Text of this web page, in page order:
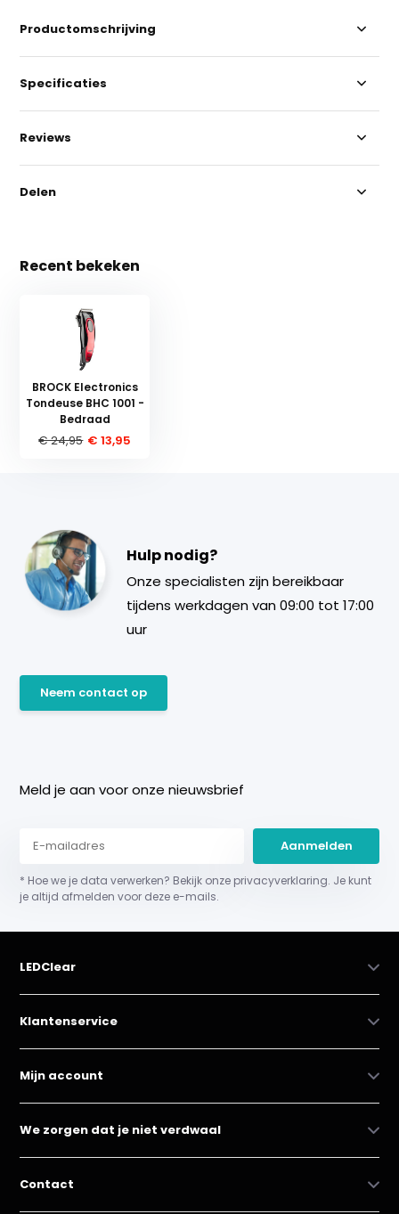
Productomschrijving
Specificaties
Reviews
Delen
Recent bekeken
BROCK Electronics
Tondeuse BHC 1001 -
Bedraad
€ 24,95 € 13,95
Hulp nodig?
Onze specialisten zijn bereikbaar
tijdens werkdagen van 09:00 tot 17:00
uur
Neem contact op
Meld je aan voor onze nieuwsbrief
Aanmelden
* Hoe we je data verwerken? Bekijk onze privacyverklaring. Je kunt
je altijd afmelden voor deze e-mails.
LEDClear
Klantenservice
Mijn account
We zorgen dat je niet verdwaal
Contact